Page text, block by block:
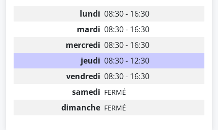
lundi 08:30 - 16:30
mardi 08:30 - 16:30
mercredi 08:30 - 16:30
jeudi 08:30 - 12:30
vendredi 08:30 - 16:30
samedi FERMÉ
dimanche FERMÉ